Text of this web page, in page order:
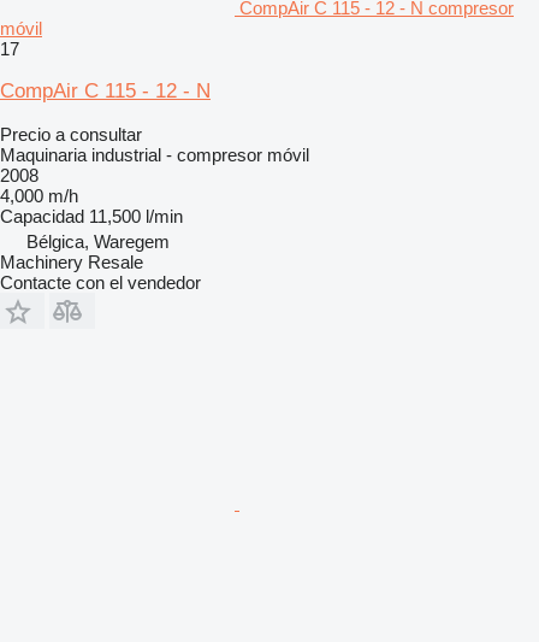
CompAir C 115 - 12 - N compresor
móvil
17
CompAir C 115 - 12 - N
Precio a consultar
Maquinaria industrial - compresor móvil
2008
4,000 m/h
Capacidad 11,500 l/min
Bélgica, Waregem
Machinery Resale
Contacte con el vendedor